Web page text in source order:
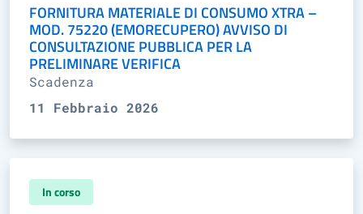
FORNITURA MATERIALE DI CONSUMO XTRA –
MOD. 75220 (EMORECUPERO) AVVISO DI
CONSULTAZIONE PUBBLICA PER LA
PRELIMINARE VERIFICA
Scadenza
11 Febbraio 2026
In corso